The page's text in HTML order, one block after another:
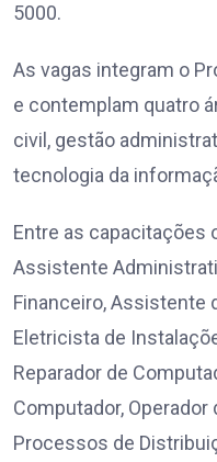
5000.
As vagas integram o
e contemplam quatro
civil, gestão
tecnologia da
Entre as capacitações
Assistente
Financeiro, Assistente
Eletricista de
Reparador de
Computador, Operador
Processos de